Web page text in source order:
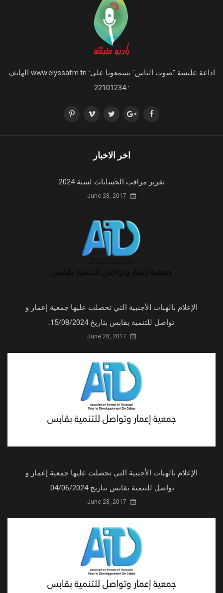
اذاعة عليسة "صوت الناس" تسمعونا على: www.elyssafm.tn الهاتف
: 22101234
اخر الاخبار
تقرير مراقب الحسابات لسنة 2024
الإعلام بالهبات الأجنبية التي تحصلت عليها جمعية إعمار و
تواصل للتنمية بقابس بتاريخ 15/08/2024.
الإعلام بالهبات الأجنبية التي تحصلت عليها جمعية إعمار و
تواصل للتنمية بقابس بتاريخ 04/06/2024.